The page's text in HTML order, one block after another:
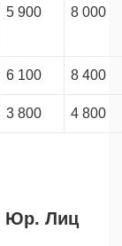
5 900 8 000
6 100 8 400
3 800 4 800
Юр. Лиц